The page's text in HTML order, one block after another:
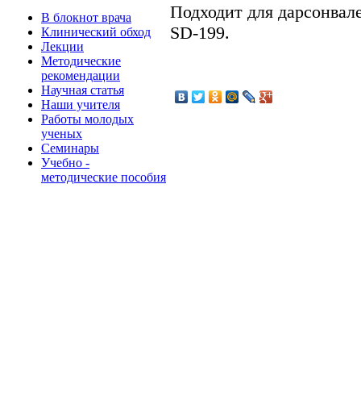
В блокнот врача
Клинический обход
Лекции
Методические
рекомендации
Научная статья
Наши учителя
Работы молодых
ученых
Семинары
Учебно -
методические пособия
Подходит для
SD-199.